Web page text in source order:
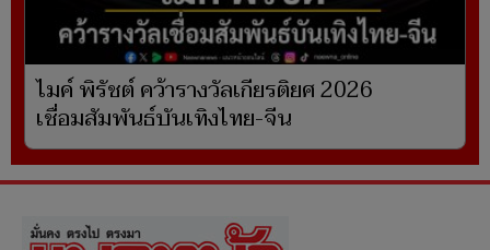
ไมค์ พิรัชต์ คว้ารางวัลเกียรติยศ 2026
เชื่อมสัมพันธ์บันเทิงไทย-จีน